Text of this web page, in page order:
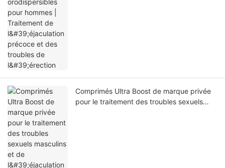
Comprimés Ultra Boost de marque privée
pour le traitement des troubles sexuels